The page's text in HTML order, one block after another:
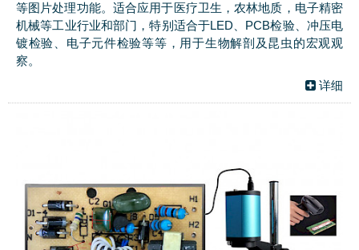
等图片处理功能。适合应用于医疗卫生，农林地质，电子精密
机械等工业行业和部门，特别适合于LED、PCB检验、冲压电
镀检验、电子元件检验等等，用于生物解剖及昆虫的宏观观
察。
详细